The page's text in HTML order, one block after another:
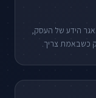
הידע של העסק,
כשבאמת צריך.